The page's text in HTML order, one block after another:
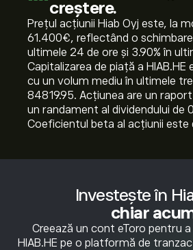
Investește în
chiar
Creează un cont eToro pentru
HIAB.HE pe o platformă de
creștere.
Prețul acțiunii Hiab Oyj este, la
61.400‎€‎, reflectând o schimbare
ultimele 24 de ore și ‎3.90‎% în
Capitalizarea de piață a
cu un volum mediu în ultimele
84819.95. Acțiunea are un raport
un randament al dividendului de
Coeficientul beta al acțiunii este